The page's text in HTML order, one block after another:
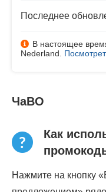
Последнее
В настоящее
Nederland.
ЧаВО
Как
Нажмите на кнопку